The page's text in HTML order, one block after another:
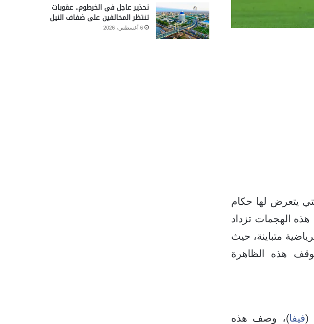
يتعرض لها حكام
هذه الهجمات تزداد
متباينة، حيث
هذه الظاهرة
(فيفا)، وصف هذه
تحذير عاجل في الخرطوم.. عقوبات
تنتظر المخالفين على ضفاف النيل
6 أغسطس، 2026